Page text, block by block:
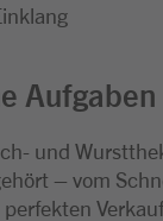
Aufgaben
und
– vom